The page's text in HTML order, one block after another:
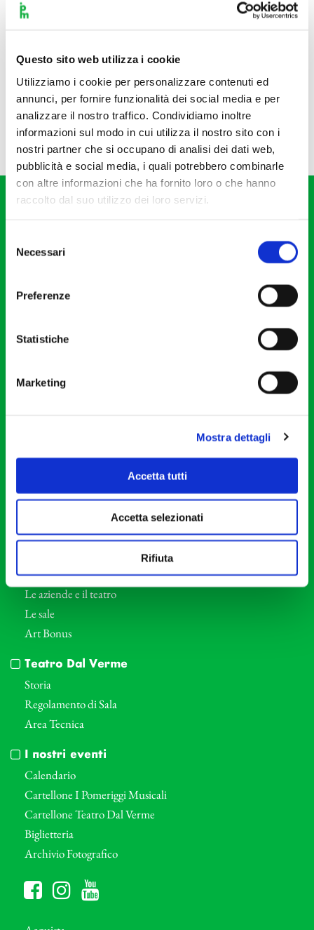
Questo sito web utilizza i cookie
Utilizziamo i cookie per personalizzare contenuti ed
annunci, per fornire funzionalità dei social media e per
analizzare il nostro traffico. Condividiamo inoltre
informazioni sul modo in cui utilizza il nostro sito con i
nostri partner che si occupano di analisi dei dati web,
pubblicità e social media, i quali potrebbero combinarle
con altre informazioni che ha fornito loro o che hanno
raccolto dal suo utilizzo dei loro servizi.
delNecessari
Preferenze
Statistiche
Marketing
Mostra dettagli
Accetta tutti
Accetta selezionati
Rifiuta
Via S. Giovanni sul Muro, 2
Cod. Fisc. 80078650159
Orchestra I Pomeriggi Musicali
Direttore Artistico
Professori d’Orchestra
Eventi Corporate
Le aziende e il teatro
Le sale
Art Bonus
Teatro Dal Verme
Storia
Regolamento di Sala
Area Tecnica
I nostri eventi
Calendario
Cartellone I Pomeriggi Musicali
Cartellone Teatro Dal Verme
Biglietteria
Archivio Fotografico